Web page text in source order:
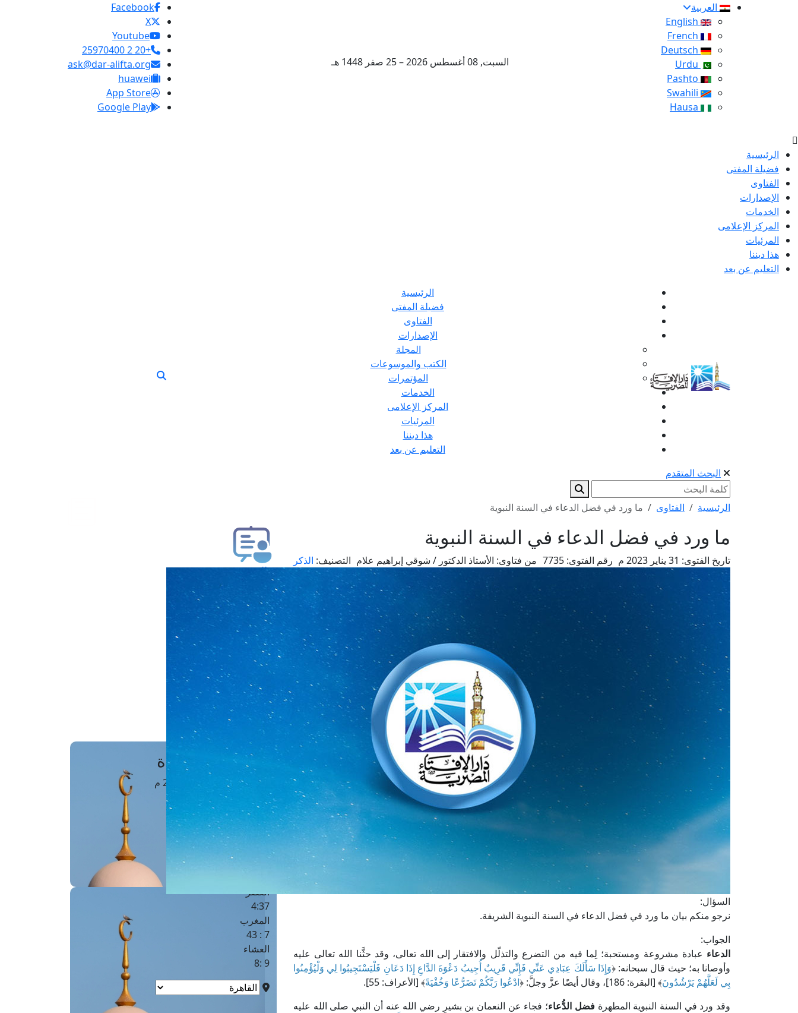
العربية
السبت, 08 أغسطس 2026 – 25 صفر 1448 هـ
Facebook
X
Youtube
+20 2 25970400
ask@dar-alifta.org
huawei
App Store
Google Play
الرئيسية
فضيلة المفتى
الفتاوى
الإصدارات
الخدمات
المركز الإعلامى
المرئيات
هذا ديننا
التعليم عن بعد
الرئيسية
فضيلة المفتى
الفتاوى
الإصدارات
المجلة
الكتب والموسوعات
المؤتمرات
الخدمات
المركز الإعلامى
المرئيات
هذا ديننا
التعليم عن بعد
البحث المتقدم
الرئيسية الفتاوى ما ورد في فضل الدعاء في السنة النبوية
ما ورد في فضل الدعاء في السنة النبوية
تاريخ الفتوى: رقم الفتوى: 7735 من فتاوى: الأستاذ الدكتور / شوقي إبراهيم علام التصنيف: الذكر
السؤال:
نرجو منكم بيان ما ورد في فضل الدعاء في السنة النبوية الشريفة.
الجواب:
الدعاء عبادة مشروعة ومستحبة؛ لِما فيه من التضرع والتذلّل والافتقار إلى الله تعالى، وقد حثَّنا الله تعالى عليه
وأوصانا به؛ حيث قال سبحانه: ﴿وَإِذَا سَأَلَكَ عِبَادِي عَنِّي فَإِنِّي قَرِيبٌ أُجِيبُ دَعْوَةَ الدَّاعِ إِذَا دَعَانِ فَلْيَسْتَجِيبُوا لِي وَلْيُؤْمِنُوا
بِي لَعَلَّهُمْ يَرْشُدُونَ﴾ [البقرة: 186]، وقال أيضًا عزَّ وجلَّ: ﴿ ادْعُوا رَبَّكُمْ تَضَرُّعًا وَخُفْيَةً﴾ [الأعراف: 55].
وقد ورد في السنة النبوية المطهرةفضل الدُّعاء؛ فجاء عن النعمان بن بشيرٍ رضي الله عنه أن النبي صلى الله عليه
طلب فتوى
استعلام عن فتوى
حجز موعد
الفتوى الهاتفية
مَواقِيتُ الصَّـــلاة
القاهرة · 08 أغسطس 2026 م
الفجر
4 :42
الشروق
العصر
4:37
المغرب
7 : 43
العشاء
9 :8